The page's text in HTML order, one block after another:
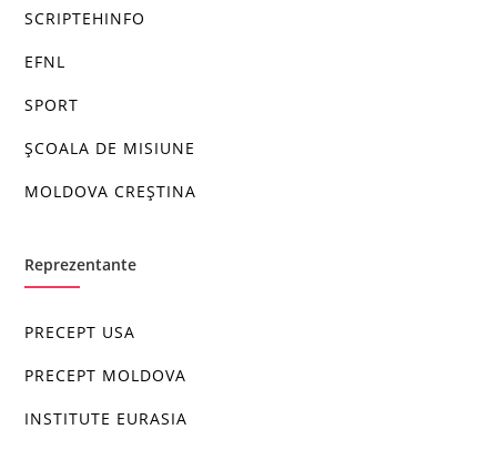
SCRIPTEHINFO
EFNL
SPORT
ȘCOALA DE MISIUNE
MOLDOVA CREȘTINA
Reprezentante
PRECEPT USA
PRECEPT MOLDOVA
INSTITUTE EURASIA